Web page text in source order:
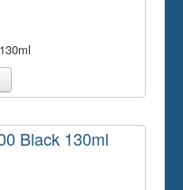
Black 130ml